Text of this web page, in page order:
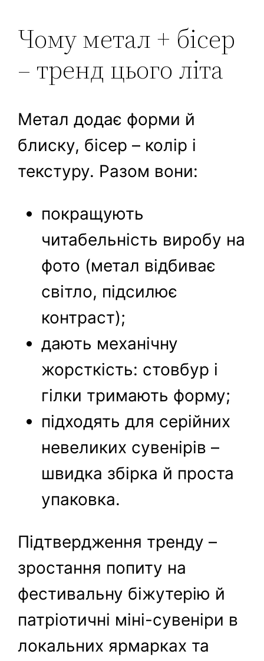
Чому метал + бісер
– тренд цього літа
Метал додає форми й
блиску, бісер – колір і
текстуру. Разом вони:
покращують
читабельність виробу на
фото (метал відбиває
світло, підсилює
контраст);
дають механічну
жорсткість: стовбур і
гілки тримають форму;
підходять для серійних
невеликих сувенірів –
швидка збірка й проста
упаковка.
Підтвердження тренду –
зростання попиту на
фестивальну біжутерію й
патріотичні міні-сувеніри в
локальних ярмарках та